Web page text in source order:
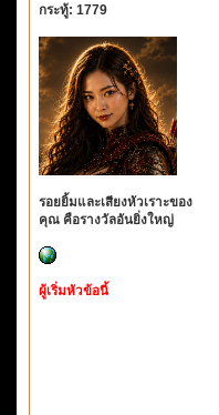
กระทู้: 1779
รอยยิ้มและเสียงหัวเราะของ
คุณ คือรางวัลอันยิ่งใหญ่
ผู้เริ่มหัวข้อนี้